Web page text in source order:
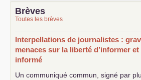
Brèves
Toutes les brèves
Interpellations de journalistes :
menaces sur la liberté d’informer et
informé
Un communiqué commun, signé par